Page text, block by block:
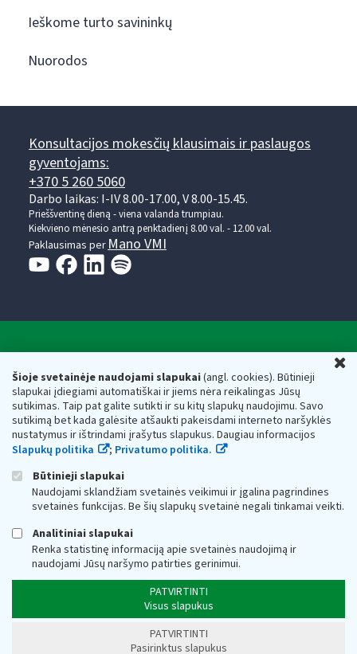
Šioje svetainėje naudojami slapukai(angl. cookies). Būtinieji
slapukai įdiegiami automatiškai ir jiems nėra reikalingas Jūsų
sutikimas. Taip pat galite sutikti ir su kitų slapukų naudojimu. Savo
sutikimą bet kada galėsite atšaukti pakeisdami interneto naršyklės
nustatymus ir ištrindami įrašytus slapukus. Daugiau informacijos
Slapukų politika
; Privatumo politika.
Būtinieji slapukai
Naudojami sklandžiam svetainės veikimui ir įgalina pagrindines
svetainės funkcijas. Be šių slapukų svetainė negali tinkamai veikti.
Analitiniai slapukai
Renka statistinę informaciją apie svetainės naudojimą ir
naudojami Jūsų naršymo patirties gerinimui.
PATVIRTINTI
Visus slapukus
PATVIRTINTI
Pasirinktus slapukus
Ieškome turto savininkų
Nuorodos
Konsultacijos mokesčių klausimais ir paslaugos
gyventojams:
+370 5 260 5060
Darbo laikas: I-IV 8.00-17.00, V 8.00-15.45.
Prieššventinę dieną - viena valanda trumpiau.
Kiekvieno mėnesio antrą penktadienį 8.00 val. - 12.00 val.
Paklausimas perMano VMI
Valstybinė mokesčių inspekcija prie Lietuvos
Respublikos finansų ministerijos
Biudžetinė įstaiga. Juridinio asmens kodas — 188659752,
adresas: Vasario 16-osios g. 14, 01107 Vilnius, Lietuva, el.paštas:
vmi@vmi.lt , E. pristatymo dėžutės adresas 188659752
Duomenys apie Valstybinę mokesčių inspekciją prie Lietuvos
Respublikos finansų ministerijos kaupiami ir saugomi Juridinių